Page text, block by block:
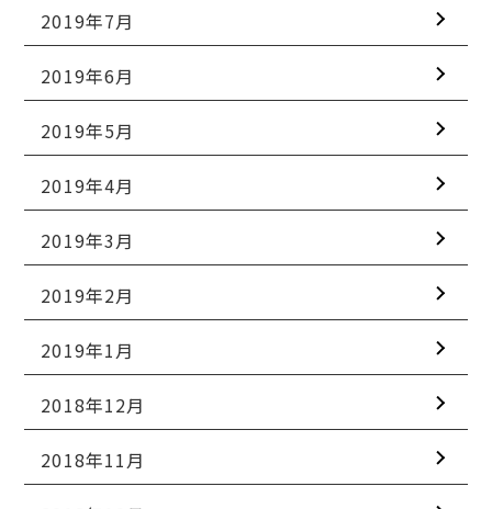
2019年7月
2019年6月
2019年5月
2019年4月
2019年3月
2019年2月
2019年1月
2018年12月
2018年11月